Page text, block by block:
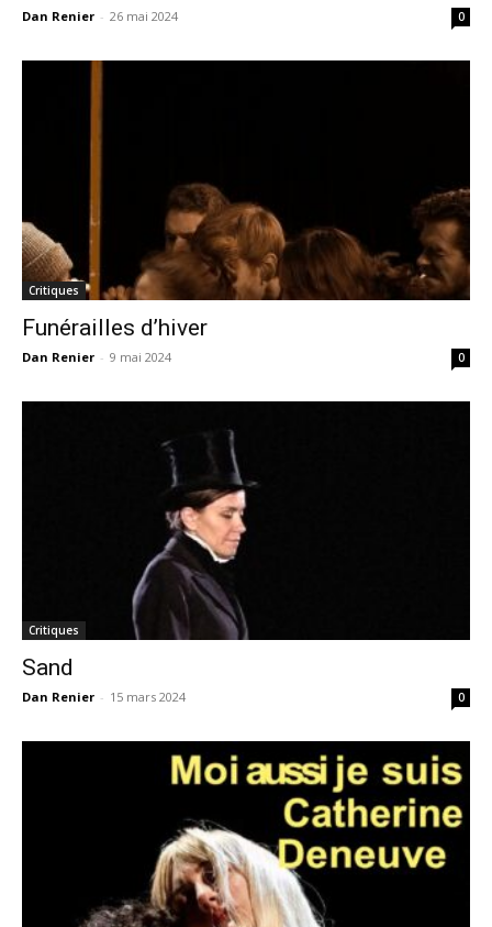
Dan Renier - 26 mai 2024 0
Critiques
Funérailles d’hiver
Dan Renier - 9 mai 2024 0
Critiques
Sand
Dan Renier - 15 mars 2024 0